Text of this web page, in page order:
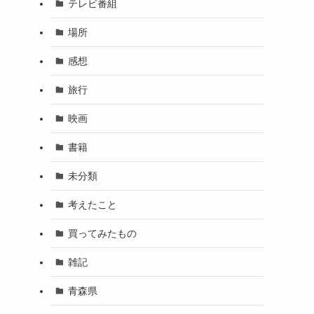
テレビ番組
場所
感想
旅行
映画
書籍
未分類
考えたこと
買ってみたもの
雑記
青森県